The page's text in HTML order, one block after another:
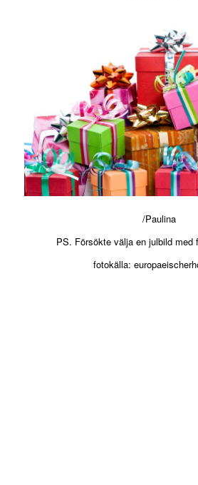
/Paulina
PS. Försökte välja en julbild med
fotokälla: